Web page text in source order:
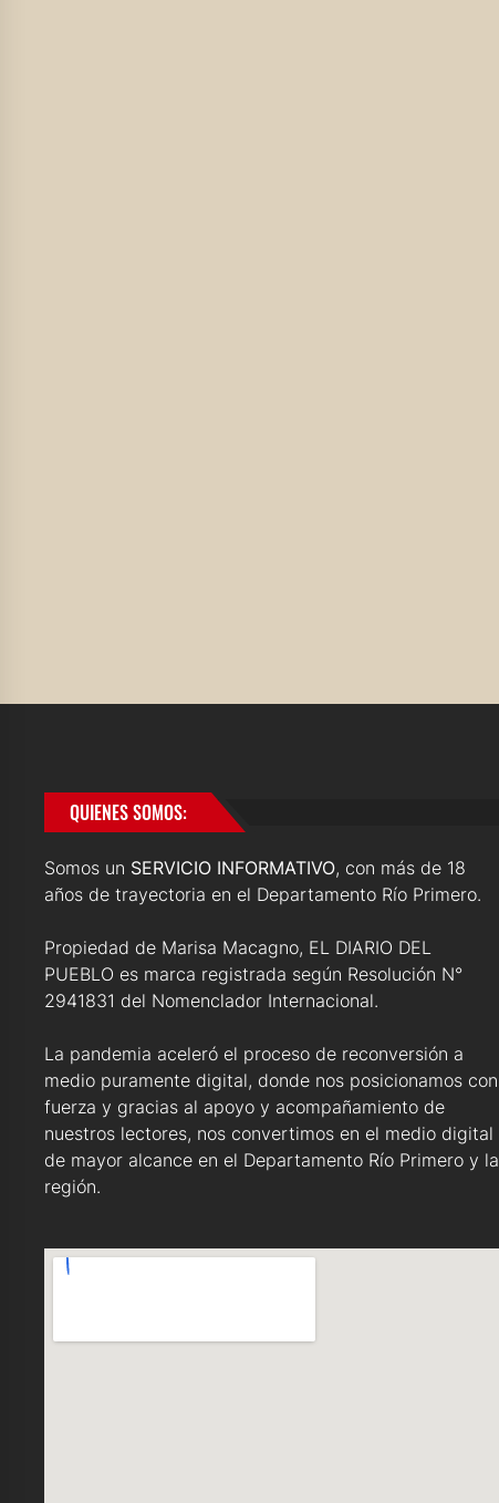
QUIENES SOMOS:
Somos un SERVICIO INFORMATIVO, con más de 18
años de trayectoria en el Departamento Río Primero.
Propiedad de Marisa Macagno, EL DIARIO DEL
PUEBLO es marca registrada según Resolución N°
2941831 del Nomenclador Internacional.
La pandemia aceleró el proceso de reconversión a
medio puramente digital, donde nos posicionamos con
fuerza y gracias al apoyo y acompañamiento de
nuestros lectores, nos convertimos en el medio digital
de mayor alcance en el Departamento Río Primero y la
región.